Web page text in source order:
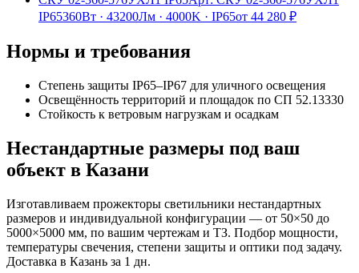
IP65360Вт · 43200Лм · 4000K · IP65от 44 280 ₽
Нормы и требования
Степень защиты IP65–IP67 для уличного освещения
Освещённость территорий и площадок по СП 52.13330
Стойкость к ветровым нагрузкам и осадкам
Нестандартные размеры под ваш
объект в Казани
Изготавливаем прожекторы светильники нестандартных
размеров и индивидуальной конфигурации — от 50×50 до
5000×5000 мм, по вашим чертежам и ТЗ. Подбор мощности,
температуры свечения, степени защиты и оптики под задачу.
Доставка в Казань за 1 дн.